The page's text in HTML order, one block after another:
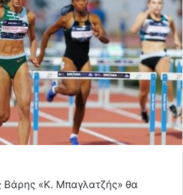
Βάρης «Κ. Μπαγλατζής» θα